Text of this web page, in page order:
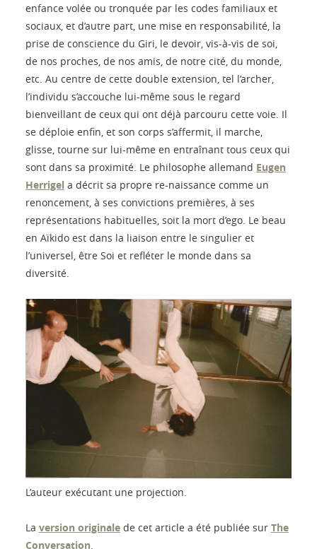
enfance volée ou tronquée par les codes familiaux et
sociaux, et d’autre part, une mise en responsabilité, la
prise de conscience du Giri, le devoir, vis-à-vis de soi,
de nos proches, de nos amis, de notre cité, du monde,
etc. Au centre de cette double extension, tel l’archer,
l’individu s’accouche lui-même sous le regard
bienveillant de ceux qui ont déjà parcouru cette voie. Il
se déploie enfin, et son corps s’affermit, il marche,
glisse, tourne sur lui-même en entraînant tous ceux qui
sont dans sa proximité. Le philosophe allemand Eugen
Herrigel a décrit sa propre re-naissance comme un
renoncement, à ses convictions premières, à ses
représentations habituelles, soit la mort d’ego. Le beau
en Aïkido est dans la liaison entre le singulier et
l’universel, être Soi et refléter le monde dans sa
diversité.
L’auteur exécutant une projection.
La version originale de cet article a été publiée sur The
Conversation.